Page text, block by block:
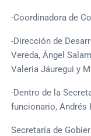
-Coordinadora de
-Dirección de
Vereda, Ángel
Valeria Jáuregui y
-Dentro de la
funcionario, Andrés
Secretaría de